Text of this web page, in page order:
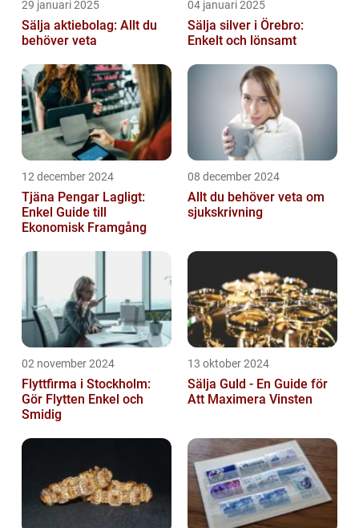
29 januari 2025
Sälja aktiebolag: Allt du
behöver veta
04 januari 2025
Sälja silver i Örebro:
Enkelt och lönsamt
12 december 2024
Tjäna Pengar Lagligt:
Enkel Guide till
Ekonomisk Framgång
08 december 2024
Allt du behöver veta om
sjukskrivning
02 november 2024
Flyttfirma i Stockholm:
Gör Flytten Enkel och
Smidig
13 oktober 2024
Sälja Guld - En Guide för
Att Maximera Vinsten